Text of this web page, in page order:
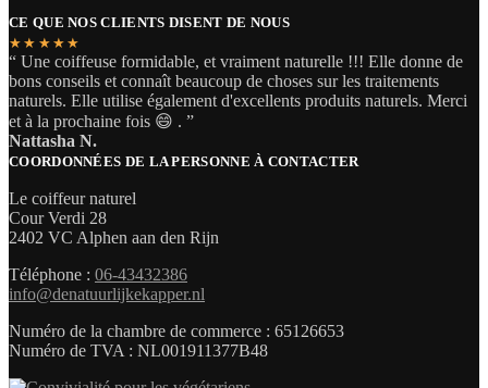
CE QUE NOS CLIENTS DISENT DE NOUS
★★★★★
“ Une coiffeuse formidable, et vraiment naturelle !!! Elle donne de
bons conseils et connaît beaucoup de choses sur les traitements
naturels. Elle utilise également d'excellents produits naturels. Merci
et à la prochaine fois 😄 . ”
Nattasha N.
COORDONNÉES DE LA PERSONNE À CONTACTER
Le coiffeur naturel
Cour Verdi 28
2402 VC Alphen aan den Rijn
Téléphone : 06-43432386
info@denatuurlijkekapper.nl
Numéro de la chambre de commerce : 65126653
Numéro de TVA : NL001911377B48